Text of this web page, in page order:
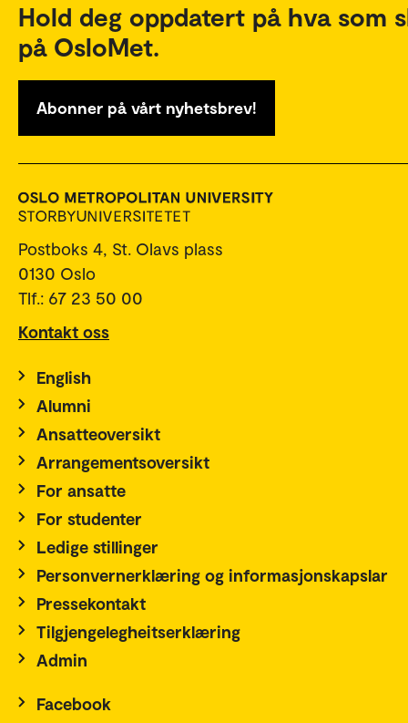
Hold deg oppdatert på hva som
på OsloMet.
Abonner på vårt nyhetsbrev!
Postboks 4, St. Olavs plass
0130 Oslo
Tlf.: 67 23 50 00
Kontakt oss
English
Alumni
Ansatteoversikt
Arrangementsoversikt
For ansatte
For studenter
Ledige stillinger
Personvernerklæring og informasjonskapslar
Pressekontakt
Tilgjengelegheitserklæring
Admin
Facebook